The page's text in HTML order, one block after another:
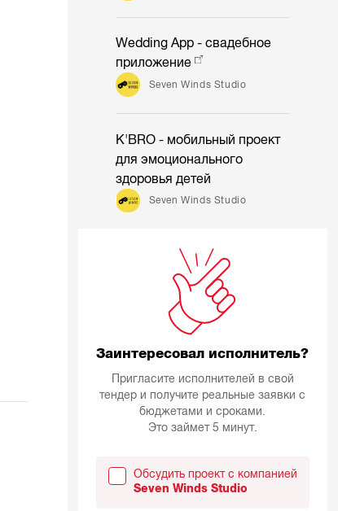
Wedding App - свадебное
приложение
Seven Winds Studio
K'BRO - мобильный проект
для эмоционального
здоровья детей
Seven Winds Studio
Заинтересовал исполнитель?
Пригласите исполнителей в свой
тендер и получите реальные заявки с
бюджетами и сроками.
Это займет 5 минут.
Обсудить проект с компанией
Seven Winds Studio